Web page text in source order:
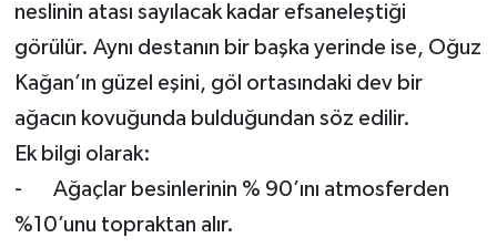
neslinin atası sayılacak kadar efsaneleştiği
görülür. Aynı destanın bir başka yerinde ise, Oğuz
Kağan’ın güzel eşini, göl ortasındaki dev bir
ağacın kovuğunda bulduğundan söz edilir.
Ek bilgi olarak:
- Ağaçlar besinlerinin % 90’ını atmosferden
%10’unu topraktan alır.